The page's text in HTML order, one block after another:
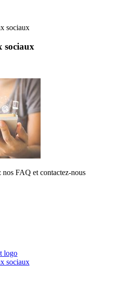
sociaux
sociaux
FAQ et contactez-nous
logo
sociaux